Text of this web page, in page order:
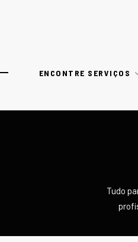
ENCONTRE SERVIÇOS
Tudo